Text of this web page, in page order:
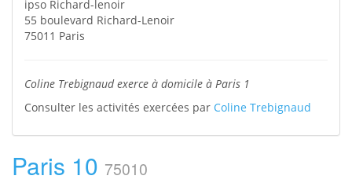
ipso Richard-lenoir
55 boulevard Richard-Lenoir
75011 Paris
Coline Trebignaud exerce à domicile à Paris 1
Consulter les activités exercées par Coline Trebignaud
Paris 10 75010